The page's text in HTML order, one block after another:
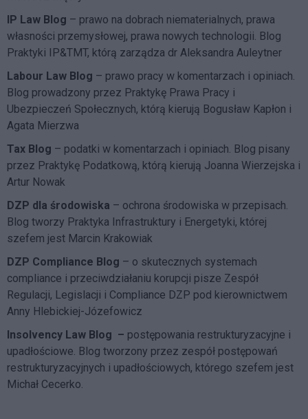
IP Law Blog – prawo na dobrach niematerialnych, prawa
własności przemysłowej, prawa nowych technologii. Blog
Praktyki IP&TMT, którą zarządza dr Aleksandra Auleytner
Labour Law Blog – prawo pracy w komentarzach i opiniach.
Blog prowadzony przez Praktykę Prawa Pracy i
Ubezpieczeń Społecznych, którą kierują Bogusław Kapłon i
Agata Mierzwa
Tax Blog – podatki w komentarzach i opiniach. Blog pisany
przez Praktykę Podatkową, którą kierują Joanna Wierzejska i
Artur Nowak
DZP dla środowiska – ochrona środowiska w przepisach.
Blog tworzy Praktyka Infrastruktury i Energetyki, której
szefem jest Marcin Krakowiak
DZP Compliance Blog – o skutecznych systemach
compliance i przeciwdziałaniu korupcji pisze Zespół
Regulacji, Legislacji i Compliance DZP pod kierownictwem
Anny Hlebickiej-Józefowicz
Insolvency Law Blog – postępowania restrukturyzacyjne i
upadłościowe. Blog tworzony przez zespół postępowań
restrukturyzacyjnych i upadłościowych, którego szefem jest
Michał Cecerko.